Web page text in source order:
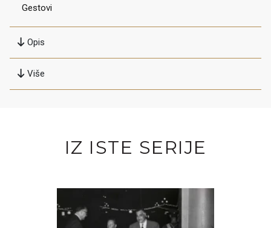
Gestovi
Opis
Više
IZ ISTE SERIJE